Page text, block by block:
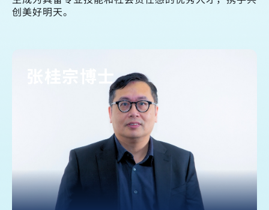
张桂宗博士
创美好明天。